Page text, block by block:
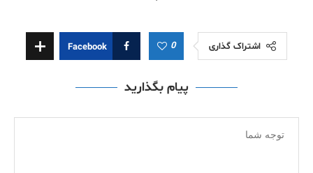
اشتراک گذاری 0
Facebook
پیام بگذارید